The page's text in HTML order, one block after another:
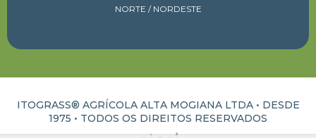
NORTE / NORDESTE
ITOGRASS® AGRÍCOLA ALTA MOGIANA LTDA • DESDE
1975 • TODOS OS DIREITOS RESERVADOS